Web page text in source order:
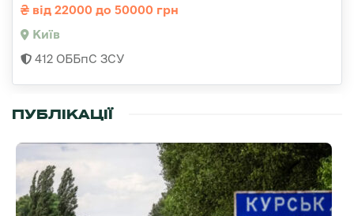
від 22000 до 50000 грн
Київ
412 ОББпС ЗСУ
ПУБЛІКАЦІЇ